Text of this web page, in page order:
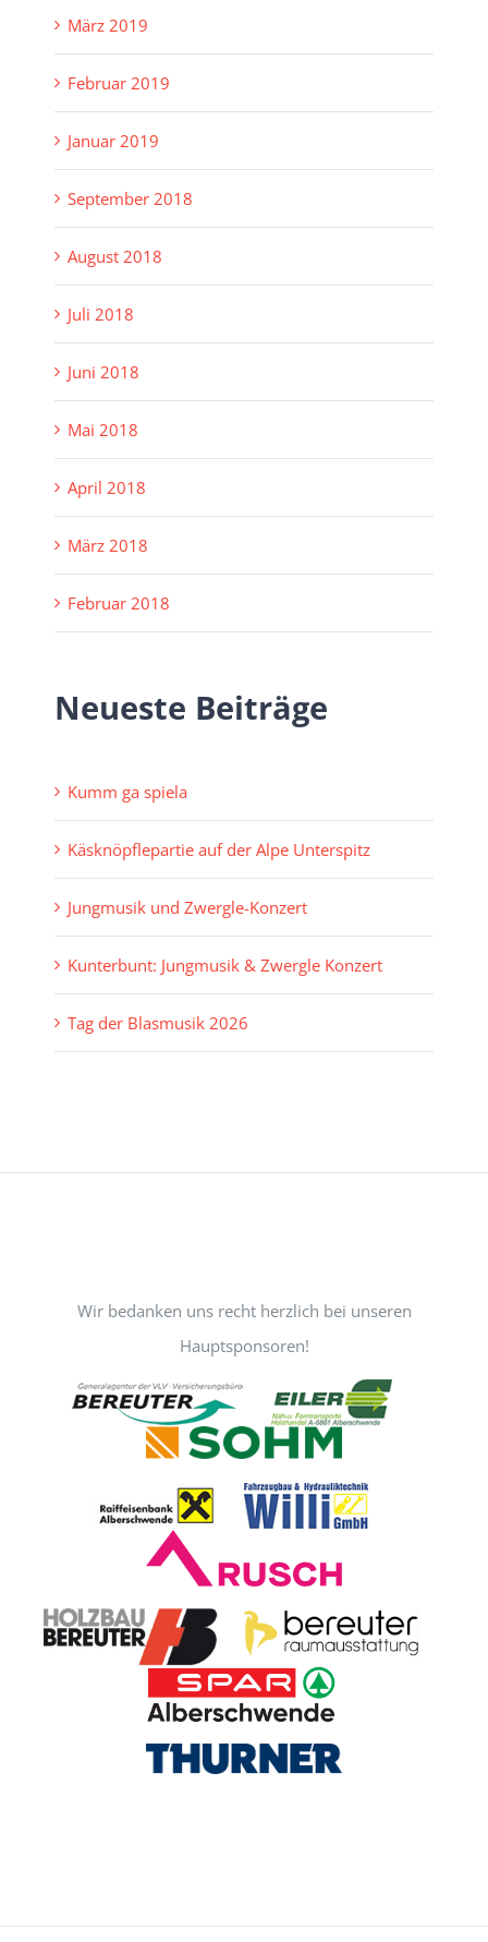
März 2019
Februar 2019
Januar 2019
September 2018
August 2018
Juli 2018
Juni 2018
Mai 2018
April 2018
März 2018
Februar 2018
Neueste Beiträge
Kumm ga spiela
Käsknöpflepartie auf der Alpe Unterspitz
Jungmusik und Zwergle-Konzert
Kunterbunt: Jungmusik & Zwergle Konzert
Tag der Blasmusik 2026
Wir bedanken uns recht herzlich bei unseren
Hauptsponsoren!